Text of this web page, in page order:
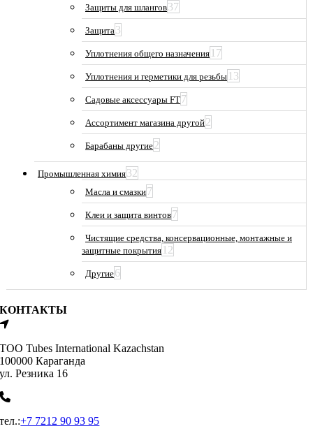
Защиты для шлангов37
Защита3
Уплотнения общего назначения 17
Уплотнения и герметики для резьбы 13
Садовые аксессуары FT7
Ассортимент магазина другой2
Барабаны другие2
Промышленная химия32
Масла и смазки7
Клеи и защита винтов7
Чистящие средства, консервационные, монтажные и
защитные покрытия 12
Другие6
КОНТАКТЫ
ТОО Tubes International Kazachstan
100000 Караганда
ул. Резника 16
тел.:+7 7212 90 93 95